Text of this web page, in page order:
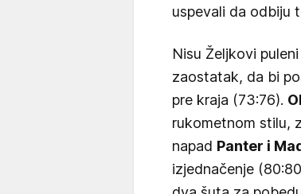
uspevali da odbiju
Nisu Željkovi
zaostatak, da bi
pre kraja (73:76).
rukometnom stilu,
napad Panter i
izjednačenje